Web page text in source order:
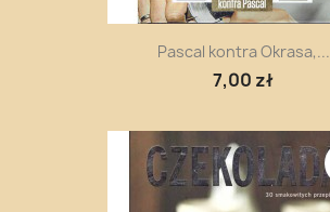
Pascal kontra Okrasa,...
7,00 zł